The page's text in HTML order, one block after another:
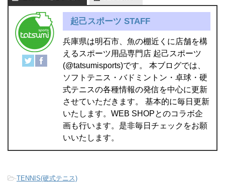
起己スポーツ STAFF
兵庫県は明石市、魚の棚近くに店舗を構
えるスポーツ用品専門店 起己スポーツ
(@tatsumisports)です。 本ブログでは、
ソフトテニス・バドミントン・卓球・硬
式テニスの各種情報の発信を中心に更新
させていただきます。 基本的に毎日更新
いたします。WEB SHOPとのコラボ企
画も行います。是非毎日チェックをお願
いいたします。
-TENNIS(硬式テニス)